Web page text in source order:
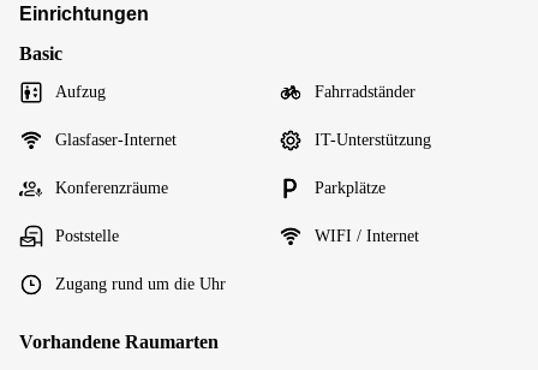
Einrichtungen
Basic
Aufzug Fahrradständer
Glasfaser-Internet IT-Unterstützung
Konferenzräume Parkplätze
Poststelle WIFI / Internet
Zugang rund um die Uhr
Vorhandene Raumarten